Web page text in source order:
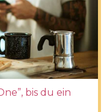
bis du ein